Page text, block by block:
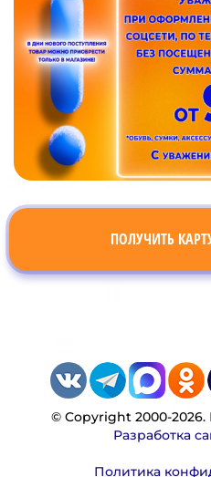
ПОЛУЧИТЬ
© Copyright 2000-
Разработка
Политика